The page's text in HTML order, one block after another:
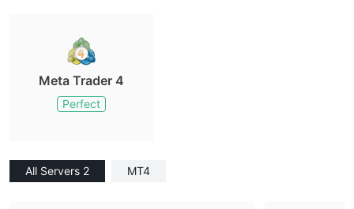
Meta Trader 4
Perfect
All Servers 2 MT4